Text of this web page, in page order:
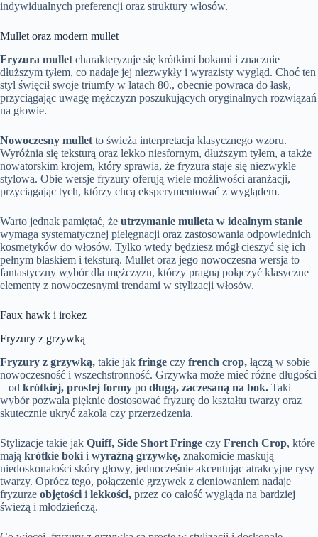
indywidualnych preferencji oraz struktury włosów.
Mullet oraz modern mullet
Fryzura mullet charakteryzuje się krótkimi bokami i znacznie
dłuższym tyłem, co nadaje jej niezwykły i wyrazisty wygląd. Choć ten
styl święcił swoje triumfy w latach 80., obecnie powraca do łask,
przyciągając uwagę mężczyzn poszukujących oryginalnych rozwiązań
na głowie.
Nowoczesny mullet to świeża interpretacja klasycznego wzoru.
Wyróżnia się teksturą oraz lekko niesfornym, dłuższym tyłem, a także
nowatorskim krojem, który sprawia, że fryzura staje się niezwykle
stylowa. Obie wersje fryzury oferują wiele możliwości aranżacji,
przyciągając tych, którzy chcą eksperymentować z wyglądem.
Warto jednak pamiętać, że utrzymanie mulleta w idealnym stanie
wymaga systematycznej pielęgnacji oraz zastosowania odpowiednich
kosmetyków do włosów. Tylko wtedy będziesz mógł cieszyć się ich
pełnym blaskiem i teksturą. Mullet oraz jego nowoczesna wersja to
fantastyczny wybór dla mężczyzn, którzy pragną połączyć klasyczne
elementy z nowoczesnymi trendami w stylizacji włosów.
Faux hawk i irokez
Fryzury z grzywką
Fryzury z grzywką, takie jak fringe czy french crop, łączą w sobie
nowoczesność i wszechstronność. Grzywka może mieć różne długości
– od krótkiej, prostej formy po długą, zaczesaną na bok. Taki
wybór pozwala pięknie dostosować fryzurę do kształtu twarzy oraz
skutecznie ukryć zakola czy przerzedzenia.
Stylizacje takie jak Quiff, Side Short Fringe czy French Crop, które
mają krótkie boki i wyraźną grzywkę, znakomicie maskują
niedoskonałości skóry głowy, jednocześnie akcentując atrakcyjne rysy
twarzy. Oprócz tego, połączenie grzywek z cieniowaniem nadaje
fryzurze objętości i lekkości, przez co całość wygląda na bardziej
świeżą i młodzieńczą.